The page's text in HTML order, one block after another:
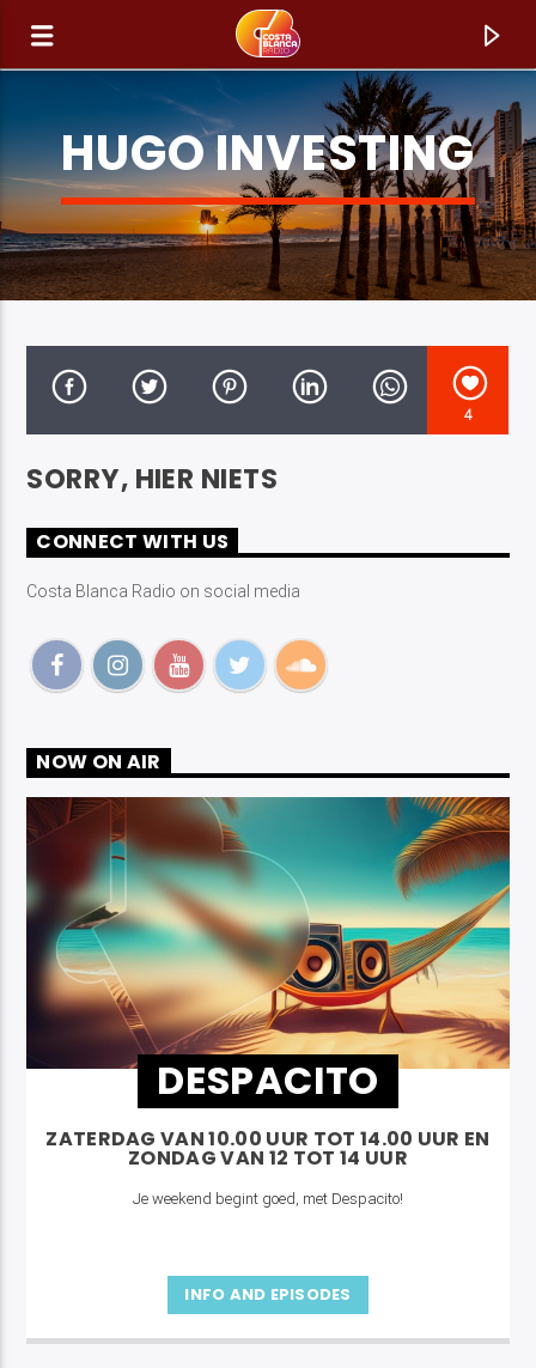
TITEL
HUGO INVESTING
4
SORRY, HIER NIETS
CONNECT WITH US
Costa Blanca Radio on social media
NOW ON AIR
DESPACITO
ZATERDAG VAN 10.00 UUR TOT 14.00 UUR EN
ZONDAG VAN 12 TOT 14 UUR
Je weekend begint goed, met Despacito!
INFO AND EPISODES